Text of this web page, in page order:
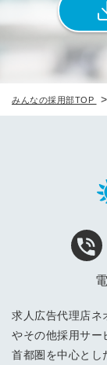
みんなの採用部TOP >
求人広告代理店ネ
やその他採用サー
首都圏を中心とし